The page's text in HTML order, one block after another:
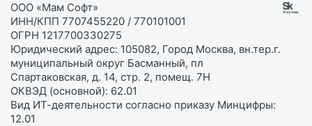
ООО «Мам Софт»
ИНН/КПП 7707455220 / 770101001
ОГРН 1217700330275
Юридический адрес: 105082, Город Москва, вн.тер.г.
муниципальный округ Басманный, пл
Спартаковская, д. 14, стр. 2, помещ. 7Н
ОКВЭД (основной): 62.01
Вид ИТ-деятельности согласно приказу Минцифры:
12.01